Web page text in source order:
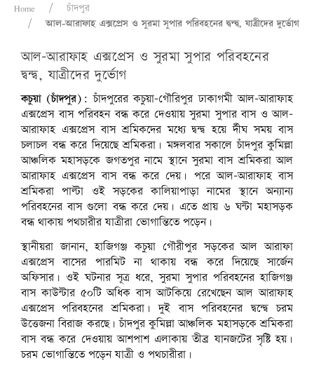
Home
চাঁদপুর
আল-আরাফাহ এক্সপ্রেস ও সুরমা সুপার পরিবহনের দ্বন্দ্ব, যাত্রীদের দুর্ভোগ
আল-আরাফাহ এক্সপ্রেস ও সুরমা সুপার পরিবহনের
দ্বন্দ্ব, যাত্রীদের দুর্ভোগ
কচুয়া (চাঁদপুর): চাঁদপুরের কচুয়া-গৌরিপুর ঢাকাগমী আল-আরাফাহ
এক্সপ্রেস বাস পরিবহন বন্ধ করে দেওয়ায় সুরমা সুপার বাস ও আল-
আরাফাহ এক্সপ্রেস বাস শ্রমিকদের মধ্যে দ্বন্দ্ব হয়ে র্দীঘ সময় বাস
চলাচল বন্ধ করে দিয়েছে শ্রমিকরা। মঙ্গলবার সকালে চাঁদপুর কুমিল্লা
আঞ্চলিক মহাসড়কে জগতপুর নামে স্থানে সুরমা বাস শ্রমিকরা আল
আরাফাহ এক্সপ্রেস বাস বন্ধ করে দেয়। পরে আল-আরাফাহ বাস
শ্রমিকরা পাল্টা ওই সড়কের কালিয়াপাড়া নামের স্থানে অন্যান্য
পরিবহনের বাস গুলো বন্ধ করে দেয়। এতে প্রায় ৬ ঘন্টা মহাসড়ক
বন্ধ থাকায় পথচারীর যাত্রীরা ভোগান্তিতে পড়েন।
স্থানীয়রা জানান, হাজিগঞ্জ কচুয়া গৌরীপুর সড়কের আল আরাফা
এক্সপ্রেস বাসের পারমিট না থাকায় বন্ধ করে দিয়েছে সার্জেন
অফিসার। ওই ঘটনার সূত্র ধরে, সুরমা সুপার পরিবহনের হাজিগঞ্জ
বাস কাউন্টার ৫০টি অধিক বাস আটকিয়ে রেখেছেন আল আরাফাহ
এক্সপ্রেস পরিবহনের শ্রমিকরা। দুই বাস পরিবহনের দ্বন্দ্বে চরম
উত্তেজনা বিরাজ করছে। চাঁদপুর কুমিল্লা আঞ্চলিক মহাসড়কে শ্রমিকরা
বাস বন্ধ করে দেওয়ায় আশপাশ এলাকায় তীব্র যানজটের সৃষ্টি হয়।
চরম ভোগান্তিতে পড়েন যাত্রী ও পথচারীরা।